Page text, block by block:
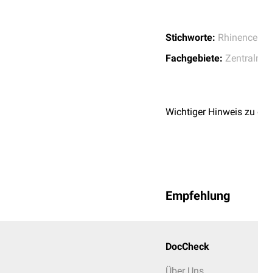
Unter der dritten
Stichworte:
Fachgebiete:
Wichtiger Hinweis zu
Empfehlung
DocCheck